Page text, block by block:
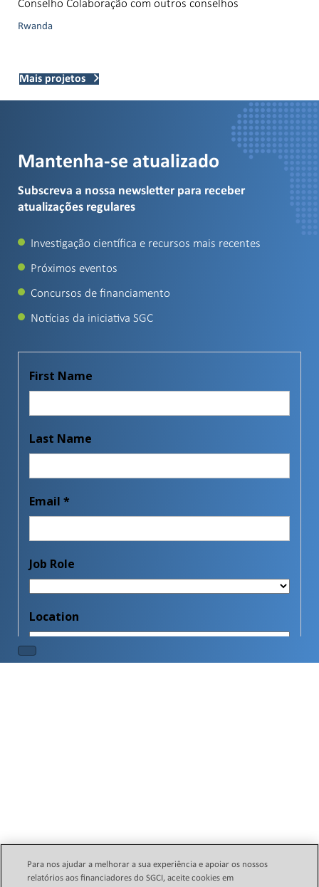
Conselho Colaboração com outros conselhos
Rwanda
Mais projetos
Mantenha-se atualizado
Subscreva a nossa newsletter para receber
atualizações regulares
Investigação científica e recursos mais recentes
Próximos eventos
Concursos de financiamento
Notícias da iniciativa SGC
Para nos ajudar a melhorar a sua experiência e apoiar os nossos
relatórios aos financiadores do SGCI, aceite cookies em